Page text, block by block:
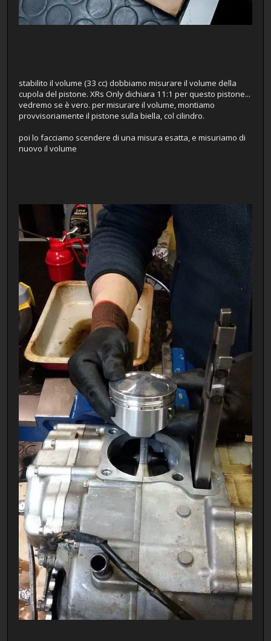
stabilito il volume (33 cc) dobbiamo misurare il volume della
cupola del pistone. XRs Only dichiara 11:1 per questo pistone...
vedremo se è vero. per misurare il volume, montiamo
provvisoriamente il pistone sulla biella, col cilindro.
poi lo facciamo scendere di una misura esatta, e misuriamo di
nuovo il volume